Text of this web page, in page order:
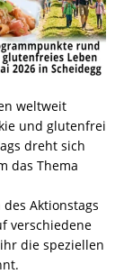
weltweit
und glutenfrei
dreht sich
das Thema
Aktionstags
verschiedene
die speziellen